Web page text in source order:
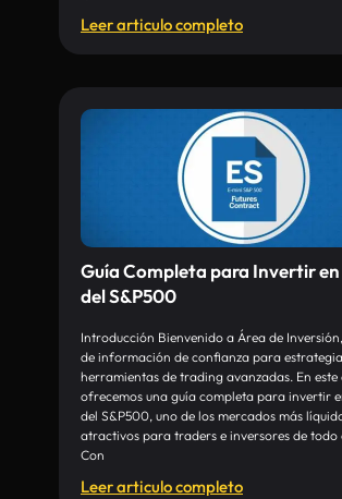
Leer articulo completo
Guía Completa para Invertir
del S&P500
Introducción Bienvenido a Área de
de información de confianza para
herramientas de trading avanzadas. En
ofrecemos una guía completa para invertir
del S&P500, uno de los mercados más
atractivos para traders e inversores de todo
Con
Leer articulo completo